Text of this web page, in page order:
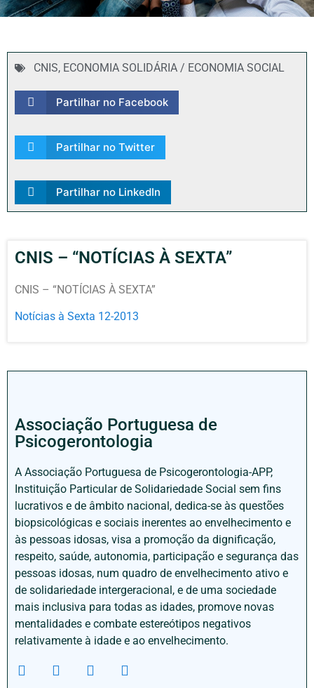
CNIS, ECONOMIA SOLIDÁRIA / ECONOMIA SOCIAL
Partilhar no Facebook
Partilhar no Twitter
Partilhar no LinkedIn
CNIS – “NOTÍCIAS À SEXTA”
CNIS – “NOTÍCIAS À SEXTA”
Notícias à Sexta 12-2013
Associação Portuguesa de
Psicogerontologia
A Associação Portuguesa de Psicogerontologia-APP,
Instituição Particular de Solidariedade Social sem fins
lucrativos e de âmbito nacional, dedica-se às questões
biopsicológicas e sociais inerentes ao envelhecimento e
às pessoas idosas, visa a promoção da dignificação,
respeito, saúde, autonomia, participação e segurança das
pessoas idosas, num quadro de envelhecimento ativo e
de solidariedade intergeracional, e de uma sociedade
mais inclusiva para todas as idades, promove novas
mentalidades e combate estereótipos negativos
relativamente à idade e ao envelhecimento.